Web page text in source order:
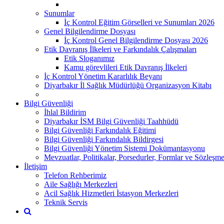
Sunumlar
İç Kontrol Eğitim Görselleri ve Sunumları 2026
Genel Bilgilendirme Dosyası
İç Kontrol Genel Bilgilendirme Dosyası 2026
Etik Davranış İlkeleri ve Farkındalık Çalışmaları
Etik Sloganımız
Kamu görevlileri Etik Davranış İlkeleri
İç Kontrol Yönetim Kararlılık Beyanı
Diyarbakır İl Sağlık Müdürlüğü Organizasyon Kitabı
Bilgi Güvenliği
İhlal Bildirim
Diyarbakır İSM Bilgi Güvenliği Taahhüdü
Bilgi Güvenliği Farkındalık Eğitimi
Bilgi Güvenliği Farkındalık Bildirgesi
Bilgi Güvenliği Yönetim Sistemi Dokümantasyonu
Mevzuatlar, Politikalar, Porsedurler, Formlar ve
İletişim
Telefon Rehberimiz
Aile Sağlığı Merkezleri
Acil Sağlık Hizmetleri İstasyon Merkezleri
Teknik Servis